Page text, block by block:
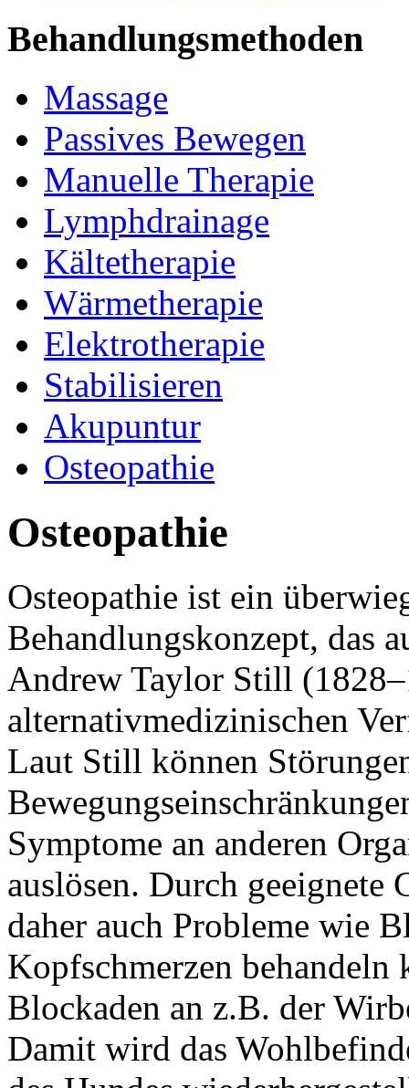
Behandlungsmethoden
Massage
Passives Bewegen
Manuelle Therapie
Lymphdrainage
Kältetherapie
Wärmetherapie
Elektrotherapie
Stabilisieren
Akupuntur
Osteopathie
Osteopathie
Osteopathie ist ein
Behandlungskonzept, das
Andrew Taylor Still
alternativmedizinischen
Laut Still können
Symptome an anderen
auslösen. Durch geeignete
daher auch Probleme wie
Kopfschmerzen behandeln
Blockaden an z.B. der
Damit wird das